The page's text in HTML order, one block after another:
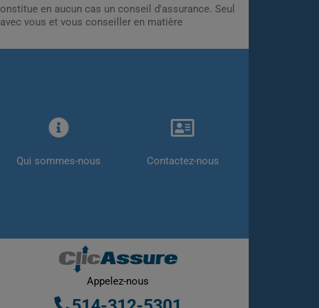
en aucun cas un conseil d'assurance. Seul
vous et vous conseiller en matière
Qui sommes-nous Contactez-nous
Appelez-nous